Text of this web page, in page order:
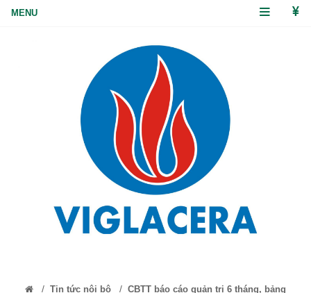
/ Tin tức nội bộ / CBTT báo cáo quản trị 6 tháng, bảng